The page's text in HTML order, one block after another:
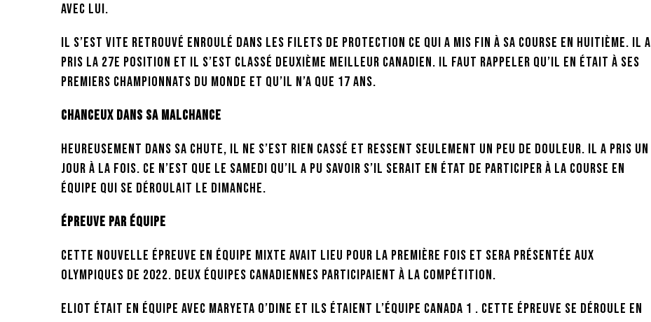
avec lui.
Il s’est vite retrouvé enroulé dans les filets de protection ce qui a mis fin à sa course en huitième. Il a
pris la 27e position et il s’est classé deuxième meilleur canadien. Il faut rappeler qu’il en était à ses
premiers Championnats du monde et qu’il n’a que 17 ans.
Chanceux dans sa malchance
Heureusement dans sa chute, il ne s’est rien cassé et ressent seulement un peu de douleur. Il a pris un
jour à la fois. Ce n’est que le samedi qu’il a pu savoir s’il serait en état de participer à la course en
équipe qui se déroulait le dimanche.
Épreuve par équipe
Cette nouvelle épreuve en équipe mixte avait lieu pour la première fois et sera présentée aux
Olympiques de 2022. Deux équipes canadiennes participaient à la compétition.
Eliot était en équipe avec Maryeta O’Dine et ils étaient l’équipe Canada 1 . Cette épreuve se déroule en